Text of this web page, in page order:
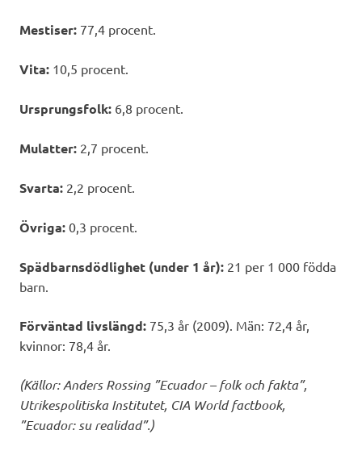
Mestiser: 77,4 procent.
Vita: 10,5 procent.
Ursprungsfolk: 6,8 procent.
Mulatter: 2,7 procent.
Svarta: 2,2 procent.
Övriga: 0,3 procent.
Spädbarnsdödlighet (under 1 år): 21 per 1 000 födda
barn.
Förväntad livslängd: 75,3 år (2009). Män: 72,4 år,
kvinnor: 78,4 år.
(Källor: Anders Rossing ”Ecuador – folk och fakta”,
Utrikespolitiska Institutet, CIA World factbook,
”Ecuador: su realidad”.)